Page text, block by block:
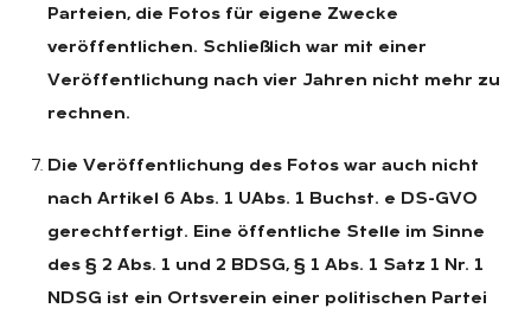
Parteien, die Fotos für eigene Zwecke
veröffentlichen. Schließlich war mit einer
Veröffentlichung nach vier Jahren nicht mehr zu
rechnen.
Die Veröffentlichung des Fotos war auch nicht
nach Artikel 6 Abs. 1 UAbs. 1 Buchst. e DS-GVO
gerechtfertigt. Eine öffentliche Stelle im Sinne
des § 2 Abs. 1 und 2 BDSG, § 1 Abs. 1 Satz 1 Nr. 1
NDSG ist ein Ortsverein einer politischen Partei